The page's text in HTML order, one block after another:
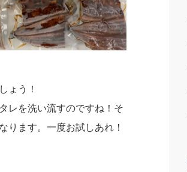
ょう！
レを洗い流すのですね！そ
ります。一度お試しあれ！